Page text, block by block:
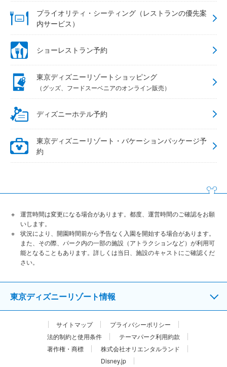
プライオリティ・シーティング（レストランの優先案
内サービス）
ショーレストラン予約
東京ディズニーリゾートショッピング
（グッズ、フードスーベニアのオンライン販売）
ディズニーホテル予約
東京ディズニーリゾート・バケーションパッケージ予
約
運営時間は変更になる場合があります。都度、運営時間のご確認をお願
いします。
状況により、開園時間前から予告なく入園を開始する場合があります。
また、その際、パーク内の一部の施設（アトラクションなど）が利用可
能となることもあります。詳しくは当日、施設のキャストにご確認くだ
さい。
東京ディズニーリゾート情報
サイトマップ
プライバシーポリシー
法的制約と使用条件
テーマパーク利用約款
著作権・商標
株式会社オリエンタルランド
Disney.jp